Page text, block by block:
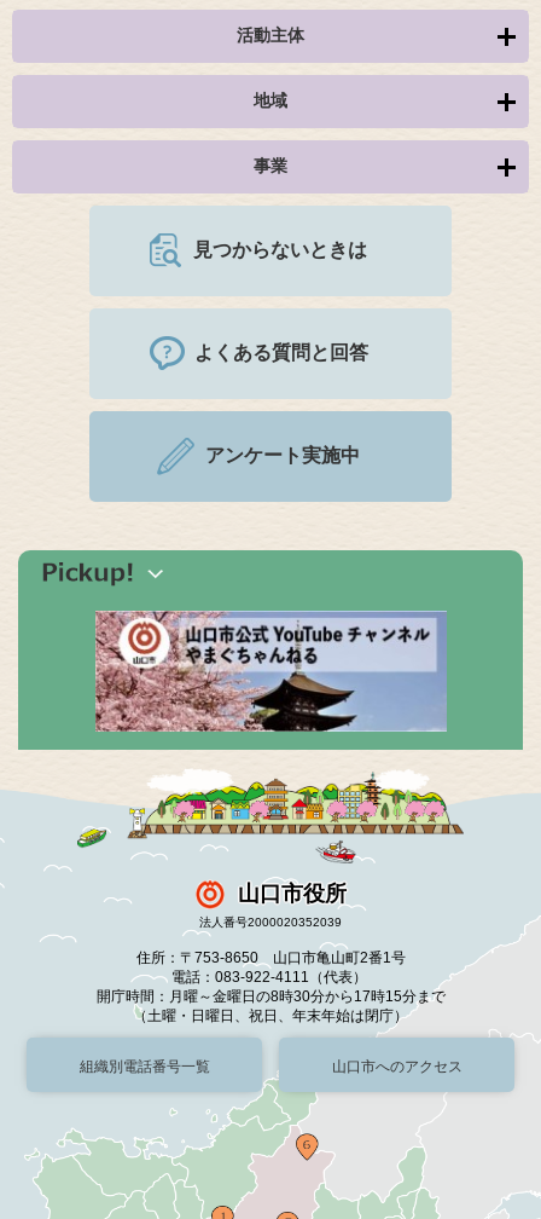
活動主体
地域
事業
見つからないときは
よくある質問と回答
アンケート実施中
山口市役所
法人番号2000020352039
住所：〒753-8650 山口市亀山町2番1号
電話：083-922-4111（代表）
開庁時間：月曜～金曜日の8時30分から17時15分まで
（土曜・日曜日、祝日、年末年始は閉庁）
組織別電話番号一覧 山口市へのアクセス